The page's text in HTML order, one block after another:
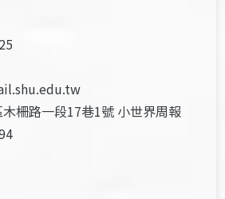
柵路一段17巷1號 小世界周報